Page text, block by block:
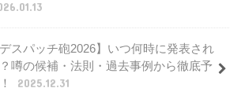
デスパッチ砲2026】いつ何時に発表され
噂の候補・法則・過去事例から徹底予
2025.12.31